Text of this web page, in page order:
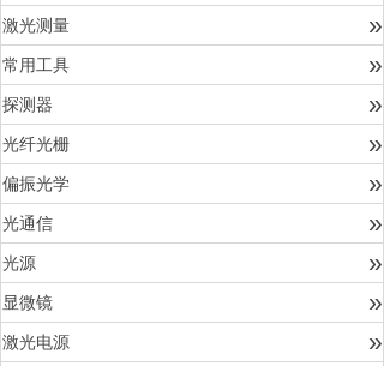
激光测量 »
常用工具 »
探测器 »
光纤光栅 »
偏振光学 »
光通信 »
光源 »
显微镜 »
激光电源 »